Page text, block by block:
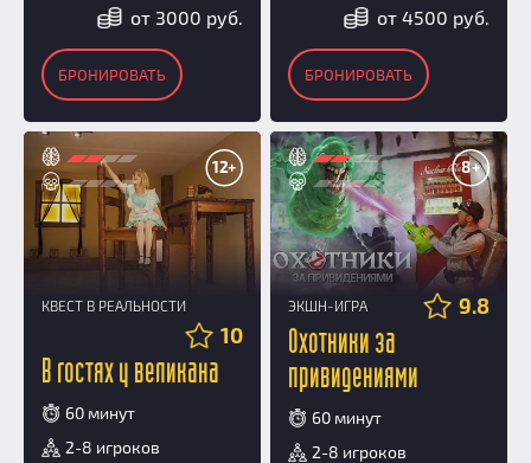
от 3000 руб.
БРОНИРОВАТЬ
от 4500 руб.
БРОНИРОВАТЬ
12+
КВЕСТ В РЕАЛЬНОСТИ
10
В гостях у великана
60 минут
2-8 игроков
8+
ЭКШН-ИГРА 9.8
Охотники за
привидениями
60 минут
2-8 игроков